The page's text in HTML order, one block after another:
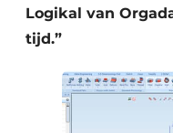
Logikal van
tijd.”